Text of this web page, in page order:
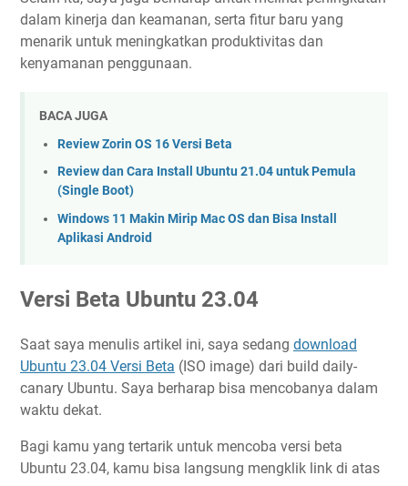
dalam kinerja dan keamanan, serta fitur baru yang
menarik untuk meningkatkan produktivitas dan
kenyamanan penggunaan.
BACA JUGA
Review Zorin OS 16 Versi Beta
Review dan Cara Install Ubuntu 21.04 untuk Pemula
(Single Boot)
Windows 11 Makin Mirip Mac OS dan Bisa Install
Aplikasi Android
Versi Beta Ubuntu 23.04
Saat saya menulis artikel ini, saya sedang download
Ubuntu 23.04 Versi Beta (ISO image) dari build daily-
canary Ubuntu. Saya berharap bisa mencobanya dalam
waktu dekat.
Bagi kamu yang tertarik untuk mencoba versi beta
Ubuntu 23.04, kamu bisa langsung mengklik link di atas